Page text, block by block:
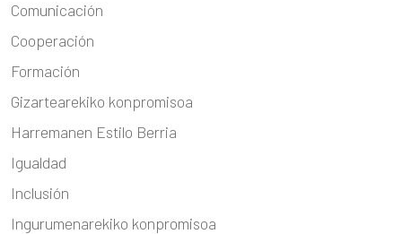
Comunicación
Cooperación
Formación
Gizartearekiko konpromisoa
Harremanen Estilo Berria
Igualdad
Inclusión
Ingurumenarekiko konpromisoa